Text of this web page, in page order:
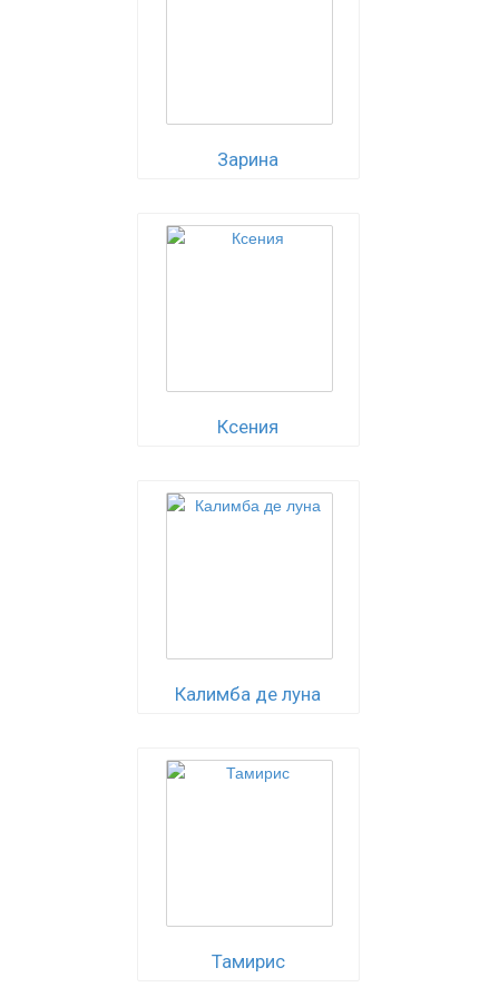
Зарина
Ксения
Калимба де луна
Тамирис